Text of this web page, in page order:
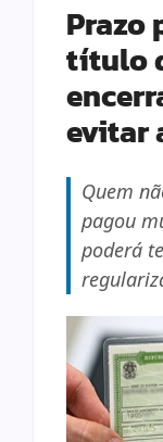
Prazo
título
evitar
Quem
pagou
poderá